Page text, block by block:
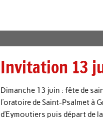
Invitation 13
Dimanche 13 juin : fête de
l’oratoire de Saint-Psalmet à
d’Eymoutiers puis départ de